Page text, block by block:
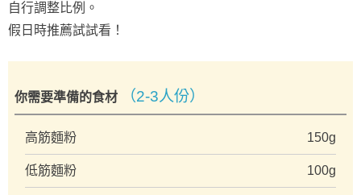
自行調整比例。
假日時推薦試試看！
你需要準備的食材 （2-3人份）
高筋麵粉 150g
低筋麵粉 100g